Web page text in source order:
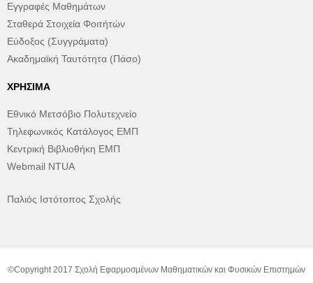
Εγγραφές Μαθημάτων
Σταθερά Στοιχεία Φοιτήτών
Εύδοξος (Συγγράματα)
Ακαδημαϊκή Ταυτότητα (Πάσο)
ΧΡΉΣΙΜΑ
Εθνικό Μετσόβιο Πολυτεχνείο
Τηλεφωνικός Κατάλογος ΕΜΠ
Κεντρική Βιβλιοθήκη ΕΜΠ
Webmail NTUA
Παλιός Ιστότοπος Σχολής
©Copyright 2017 Σχολή Εφαρμοσμένων Μαθηματικών και Φυσικών Επιστημών